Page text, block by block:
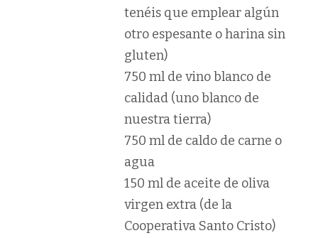
tenéis que emplear algún
otro espesante o harina sin
gluten)
750 ml de vino blanco de
calidad (uno blanco de
nuestra tierra)
750 ml de caldo de carne o
agua
150 ml de aceite de oliva
virgen extra (de la
Cooperativa Santo Cristo)